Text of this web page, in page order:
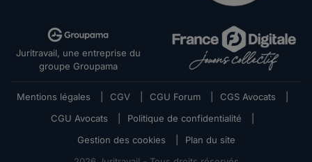
Juritravail, une entreprise du
groupe Groupama
Mentions légales CGV CGU Forum CGS Avocats
CGU Avocats
Politique de confidentialité
Gestion des cookies
Plan du site